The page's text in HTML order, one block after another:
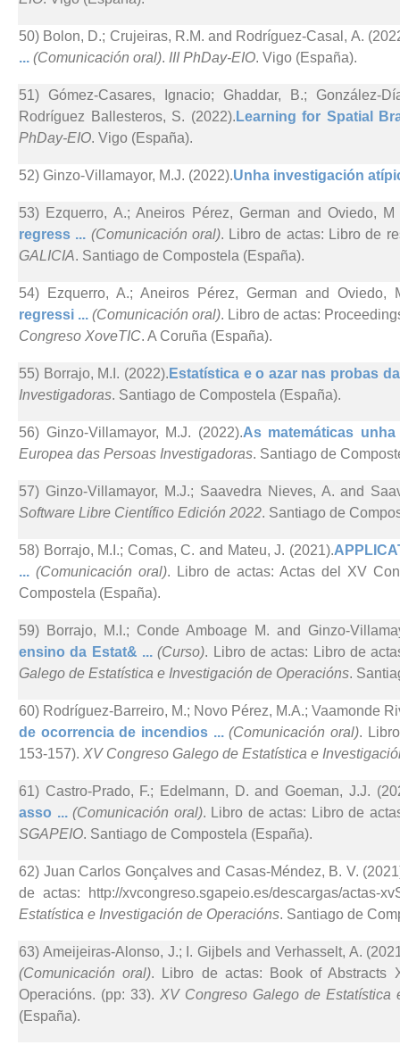
50) Bolon, D.; Crujeiras, R.M. and Rodríguez-Casal, A.
... (Comunicación oral). III PhDay-EIO. Vigo (España).
51) Gómez-Casares, Ignacio; Ghaddar, B.; González-
Rodríguez Ballesteros, S. (2022). Learning for Spatial
PhDay-EIO. Vigo (España).
52) Ginzo-Villamayor, M.J. (2022).Unha investigación
53) Ezquerro, A.; Aneiros Pérez, German and Oviedo, M
regress ... (Comunicación oral). Libro de actas: Libro de
GALICIA. Santiago de Compostela (España).
54) Ezquerro, A.; Aneiros Pérez, German and Oviedo,
regressi ...(Comunicación oral). Libro de actas:
Congreso XoveTIC. A Coruña (España).
55) Borrajo, M.I. (2022). Estatística e o azar nas probas
Investigadoras. Santiago de Compostela (España).
56) Ginzo-Villamayor, M.J. (2022).As matemáticas
Europea das Persoas Investigadoras. Santiago de
57) Ginzo-Villamayor, M.J.; Saavedra Nieves, A. and
Software Libre Científico Edición 2022. Santiago de
58) Borrajo, M.I.; Comas, C. and Mateu, J. (2021).
... (Comunicación oral). Libro de actas: Actas del XV
Compostela (España).
59) Borrajo, M.I.; Conde Amboage M. and Ginzo-
ensino da Estat& ...(Curso). Libro de actas: Libro de
Galego de Estatística e Investigación de Operacións.
60) Rodríguez-Barreiro, M.; Novo Pérez, M.A.; Vaamonde
de ocorrencia de incendios ...(Comunicación oral).
153-157). XV Congreso Galego de Estatística e
61) Castro-Prado, F.; Edelmann, D. and Goeman, J.J.
asso ...(Comunicación oral). Libro de actas: Libro de
SGAPEIO. Santiago de Compostela (España).
62) Juan Carlos Gonçalves and Casas-Méndez, B. V.
de actas: http://xvcongreso.sgapeio.es/descargas/actas-
Estatística e Investigación de Operacións. Santiago de
63) Ameijeiras-Alonso, J.; I. Gijbels and Verhasselt, A.
(Comunicación oral). Libro de actas: Book of Abstracts
Operacións. (pp: 33). XV Congreso Galego de Estatística
(España).